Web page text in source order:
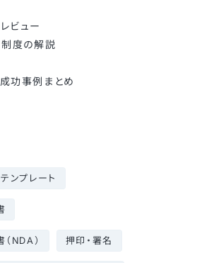
ビュー
制度の解説
功事例まとめ
ンプレート
NDA） 押印・署名